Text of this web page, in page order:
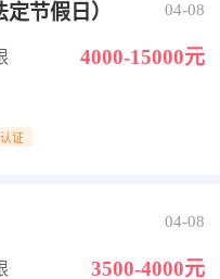
节假日） 04-08
4000-15000元
认证
04-08
3500-4000元